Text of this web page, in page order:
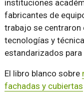
instituciones
fabricantes de
trabajo se centraron
tecnologías y
estandarizados
El libro blanco sobre
fachadas y cubiertas